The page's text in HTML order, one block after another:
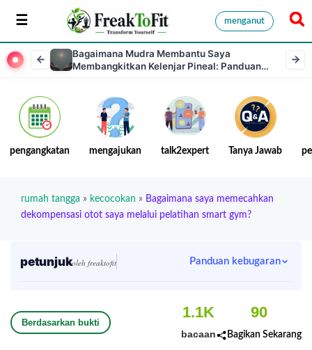
menganut
Bagaimana Mudra Membantu Saya
Membangkitkan Kelenjar Pineal: Panduan
pengangkatan mengajukan talk2expert Tanya Jawab
rumah tangga » kecocokan » Bagaimana saya memecahkan
dekompensasi otot saya melalui pelatihan smart gym?
petunjukoleh freaktofit Panduan kebugaran
Berdasarkan bukti
1.1K
bacaan
90
Bagikan Sekarang